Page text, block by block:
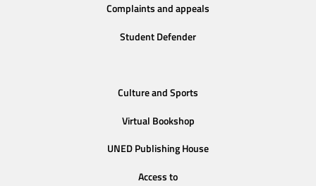
Complaints and appeals
Student Defender
Culture and Sports
Virtual Bookshop
UNED Publishing House
Access to